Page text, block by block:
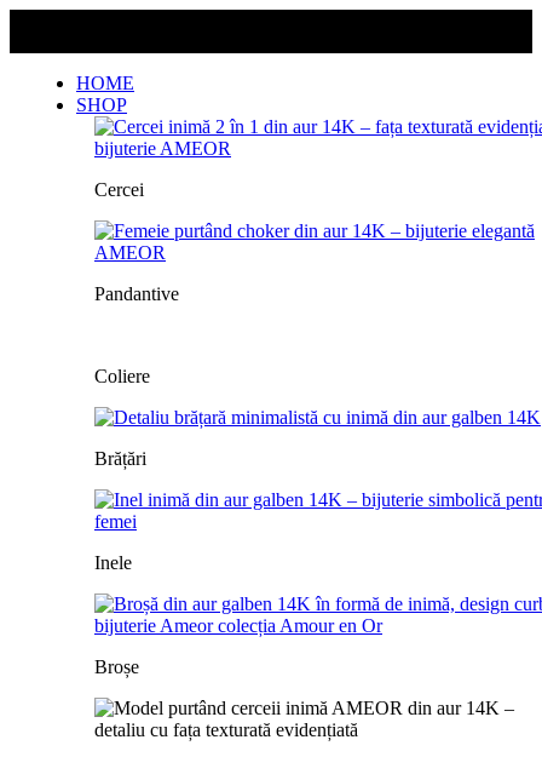
HOME
SHOP
Cercei
Pandantive
Coliere
Brățări
Inele
Broșe